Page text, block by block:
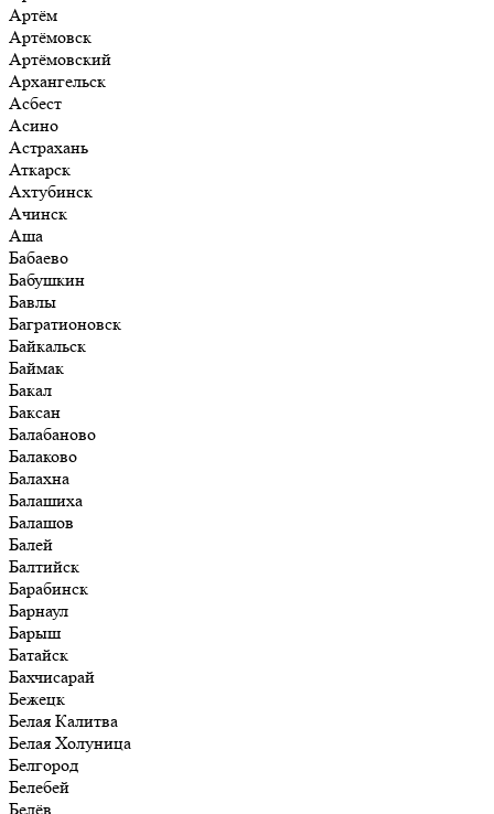
Артём
Артёмовск
Артёмовский
Архангельск
Асбест
Асино
Астрахань
Аткарск
Ахтубинск
Ачинск
Аша
Бабаево
Бабушкин
Бавлы
Багратионовск
Байкальск
Баймак
Бакал
Баксан
Балабаново
Балаково
Балахна
Балашиха
Балашов
Балей
Балтийск
Барабинск
Барнаул
Барыш
Батайск
Бахчисарай
Бежецк
Белая Калитва
Белая Холуница
Белгород
Белебей
Белёв